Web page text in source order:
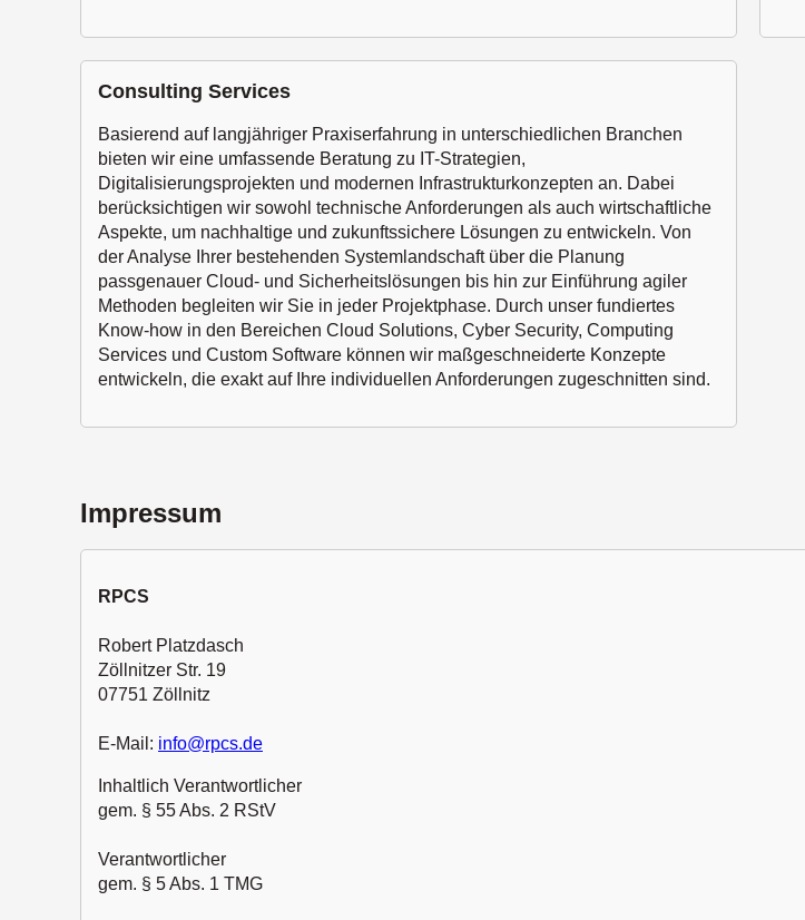
Consulting Services
Basierend auf langjähriger Praxiserfahrung in unterschiedlichen Branchen
bieten wir eine umfassende Beratung zu IT-Strategien,
Digitalisierungsprojekten und modernen Infrastrukturkonzepten an. Dabei
berücksichtigen wir sowohl technische Anforderungen als auch wirtschaftliche
Aspekte, um nachhaltige und zukunftssichere Lösungen zu entwickeln. Von
der Analyse Ihrer bestehenden Systemlandschaft über die Planung
passgenauer Cloud- und Sicherheitslösungen bis hin zur Einführung agiler
Methoden begleiten wir Sie in jeder Projektphase. Durch unser fundiertes
Know-how in den Bereichen Cloud Solutions, Cyber Security, Computing
Services und Custom Software können wir maßgeschneiderte Konzepte
entwickeln, die exakt auf Ihre individuellen Anforderungen zugeschnitten sind.
Impressum
RPCS
Robert Platzdasch
Zöllnitzer Str. 19
07751 Zöllnitz
E-Mail: info@rpcs.de
Inhaltlich Verantwortlicher
gem. § 55 Abs. 2 RStV
Verantwortlicher
gem. § 5 Abs. 1 TMG